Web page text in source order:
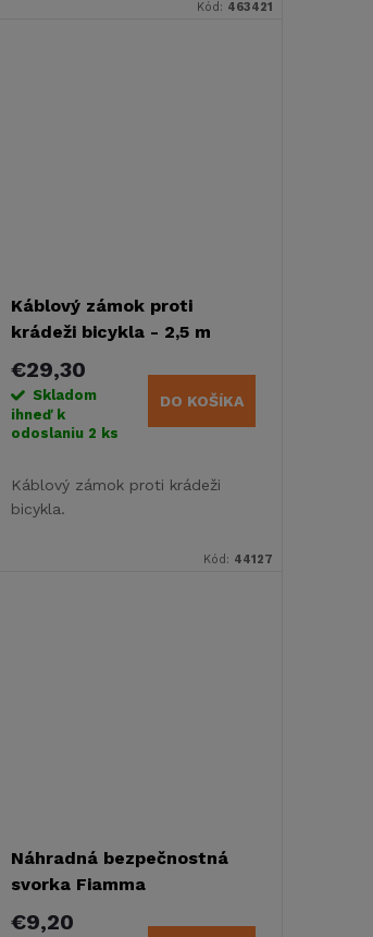
výroby 04/2006 bez ťažného
Kód: 463421
Káblový zámok proti
krádeži bicykla - 2,5 m
€29,30
Skladom
ihneď k
odoslaniu 2 ks
DO KOŠÍKA
Káblový zámok proti krádeži
bicykla.
Kód: 44127
Náhradná bezpečnostná
svorka Fiamma
€9,20